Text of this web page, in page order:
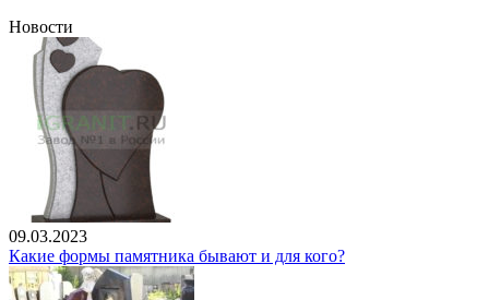
Новости
09.03.2023
Какие формы памятника бывают и для кого?